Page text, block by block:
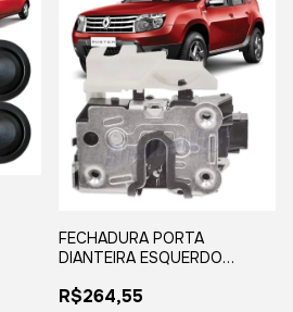
FECHADURA PORTA
DIANTEIRA ESQUERDO
LADO ESQUERDO
R$264,55